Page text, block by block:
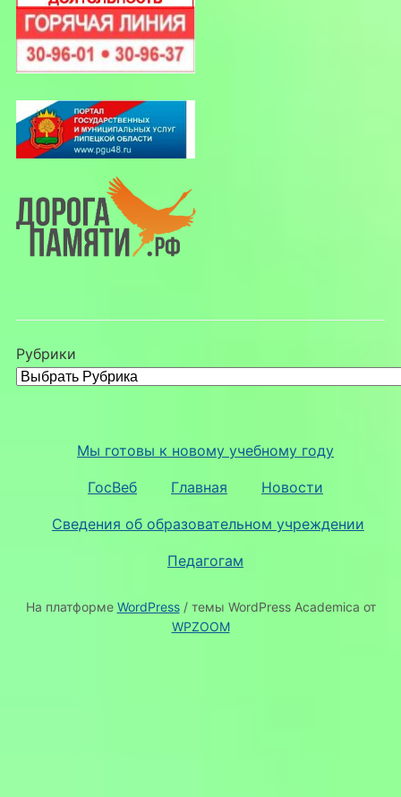
Рубрики
Мы готовы к новому учебному году
ГосВеб Главная Новости
Сведения об образовательном учреждении
Педагогам
На платформе WordPress/ темы WordPress Academica от
WPZOOM